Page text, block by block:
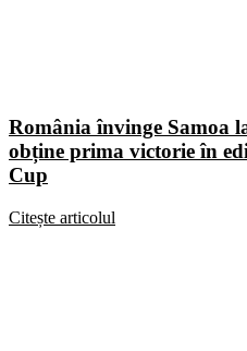
România învinge Samoa
obține prima victorie în
Cup
Citește articolul